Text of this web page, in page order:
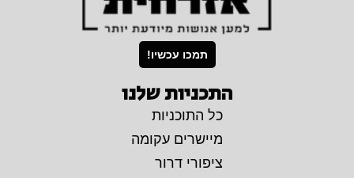
תמכו עכשיו!
התכניות שלנו
כל התוכניות
מיישרים עקומה
ציפורי דרור